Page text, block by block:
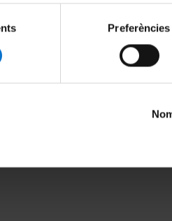
Preferències
and Networks
Marzo, 2016
MENÚ
Aviso